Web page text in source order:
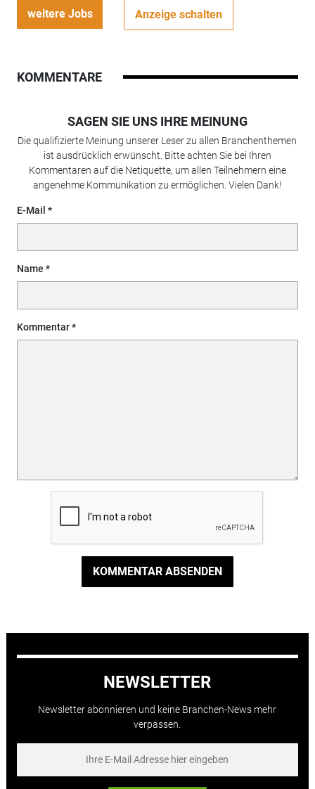
weitere Jobs Anzeige schalten
KOMMENTARE
SAGEN SIE UNS IHRE MEINUNG
Die qualifizierte Meinung unserer Leser zu allen Branchenthemen
ist ausdrücklich erwünscht. Bitte achten Sie bei Ihren
Kommentaren auf die Netiquette, um allen Teilnehmern eine
angenehme Kommunikation zu ermöglichen. Vielen Dank!
E-Mail
Name
Kommentar
KOMMENTAR ABSENDEN
NEWSLETTER
Newsletter abonnieren und keine Branchen-News mehr
verpassen.